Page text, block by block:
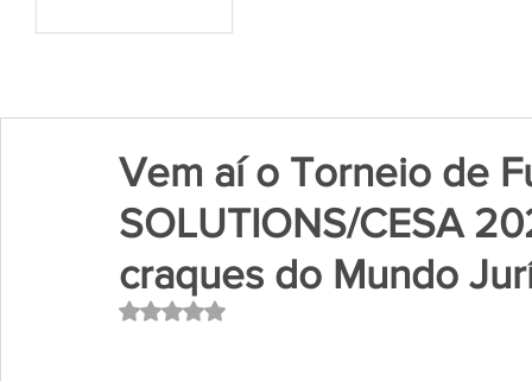
Vem aí o Torneio de
SOLUTIONS/CESA
craques do Mundo
Avaliado com NaN de 5 estrelas.